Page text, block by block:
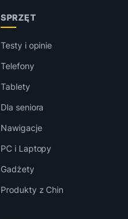
SPRZĘT
Testy i opinie
Telefony
Tablety
Dla seniora
Nawigacje
PC i Laptopy
Gadżety
Produkty z Chin